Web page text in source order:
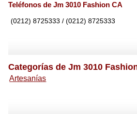
Teléfonos de Jm 3010 Fashion CA
(0212) 8725333 / (0212) 8725333
Categorías de Jm 3010
Artesanías